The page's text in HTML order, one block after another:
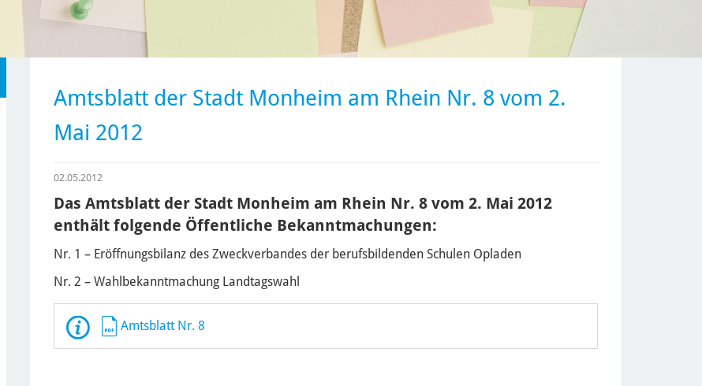
Amtsblatt der Stadt Monheim am Rhein Nr. 8 vom 2.
Mai 2012
02.05.2012
Das Amtsblatt der Stadt Monheim am Rhein Nr. 8 vom 2. Mai 2012
enthält folgende Öffentliche Bekanntmachungen:
Nr. 1 – Eröffnungsbilanz des Zweckverbandes der berufsbildenden Schulen Opladen
Nr. 2 – Wahlbekanntmachung Landtagswahl
Amtsblatt Nr. 8